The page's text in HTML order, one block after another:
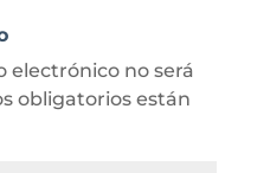
electrónico no será
obligatorios están